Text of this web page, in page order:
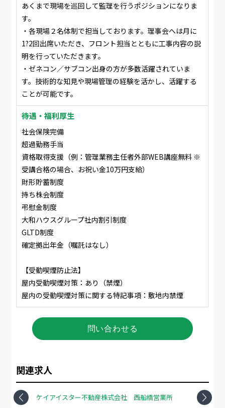
あくまで現場を巡回して監理を行うポジションになりま
す。
・各現場２名体制で担当しております。理事会へは月に
1?2回出席いただき、フロント担当とともに工事内容の説
明を行っていただきます。
・ゼネコン／サブコン出身の方が多数活躍されていま
す。技術的な知見や現場管理の経験を活かし、活躍する
ことが可能です。
待遇・福利厚生
社会保険完備
超過勤務手当
資格取得支援（例：管理業務主任者外部WEB講座無料 ※
受講合格の場合、お祝い金10万円支給）
財形貯蓄制度
持ち株会制度
弔慰金制度
大和ハウスグループ社内割引制度
GLTD制度
確定拠出年金（嘱託はなし）
【受動喫煙防止法】
屋内受動喫煙対策：あり（禁煙）
屋内の受動喫煙対策に関する特記事項：敷地内禁煙
問い合わせる
関連求人
ケイアイスター不動産株式会社 西船橋営業所 ケ